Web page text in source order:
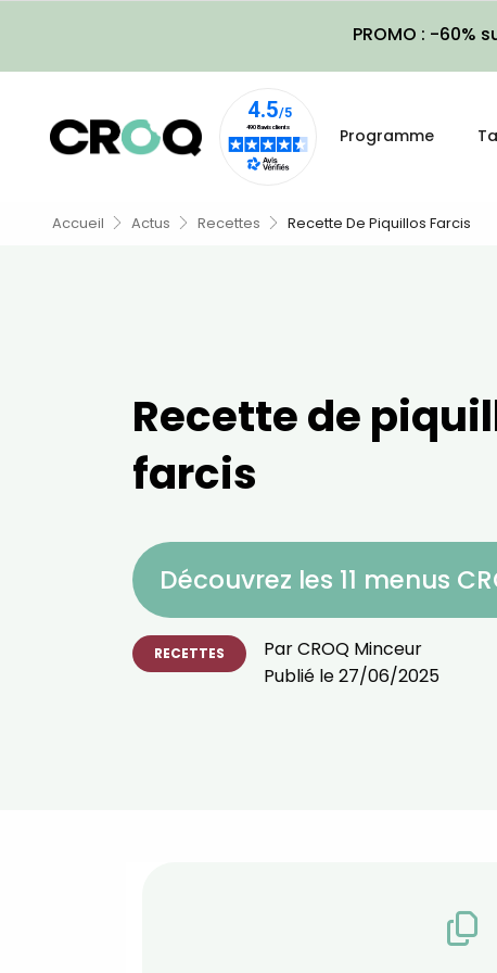
PROMO : -60%
Programme
Accueil Actus Recettes Recette De Piquillos Farcis
Recette de
farcis
Découvrez les 11 menus
RECETTES ParCROQ Minceur
Publié le27/06/2025